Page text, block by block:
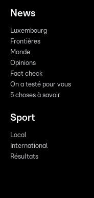
News
Luxembourg
Frontières
Monde
Opinions
Fact check
On a testé pour vous
5 choses à savoir
Sport
Local
International
Résultats